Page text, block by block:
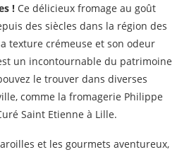
! Ce délicieux fromage au goût
des siècles dans la région des
texture crémeuse et son odeur
un incontournable du patrimoine
le trouver dans diverses
comme la fromagerie Philippe
Saint Etienne à Lille.
et les gourmets aventureux,